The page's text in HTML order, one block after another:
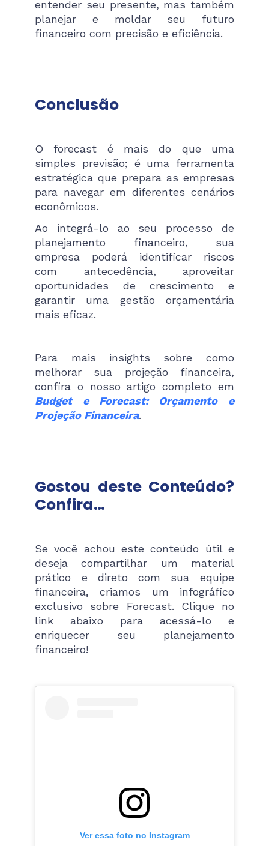
entender seu presente, mas também
planejar e moldar seu futuro
financeiro com precisão e eficiência.
Conclusão
O forecast é mais do que uma
simples previsão; é uma ferramenta
estratégica que prepara as empresas
para navegar em diferentes cenários
econômicos.
Ao integrá-lo ao seu processo de
planejamento financeiro, sua
empresa poderá identificar riscos
com antecedência, aproveitar
oportunidades de crescimento e
garantir uma gestão orçamentária
mais eficaz.
Para mais insights sobre como
melhorar sua projeção financeira,
confira o nosso artigo completo em
Budget e Forecast: Orçamento e
Projeção Financeira.
Gostou deste Conteúdo?
Confira…
Se você achou este conteúdo útil e
deseja compartilhar um material
prático e direto com sua equipe
financeira, criamos um infográfico
exclusivo sobre Forecast. Clique no
link abaixo para acessá-lo e
enriquecer seu planejamento
financeiro!
Ver essa foto no Instagram